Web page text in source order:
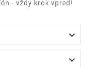
- vždy krok vpred!

